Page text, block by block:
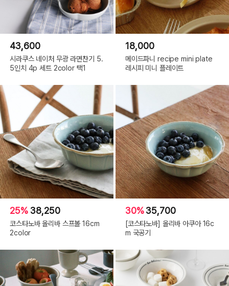
43,600
시라쿠스 네이처 무광 라면찬기 5.
5인치 4p 세트 2color 택1
18,000
메이드파니 recipe mini plate
레시피 미니 플레이트
25% 38,250
코스타노바 올리바 스프볼 16cm
2color
30%35,700
[코스타노바] 올리바 아쿠아 16c
m 국공기